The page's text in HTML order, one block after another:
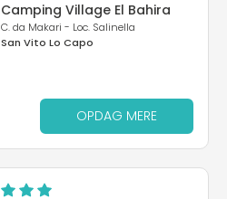
Camping Village El Bahira
C. da Makari - Loc. Salinella
San Vito Lo Capo
OPDAG MERE